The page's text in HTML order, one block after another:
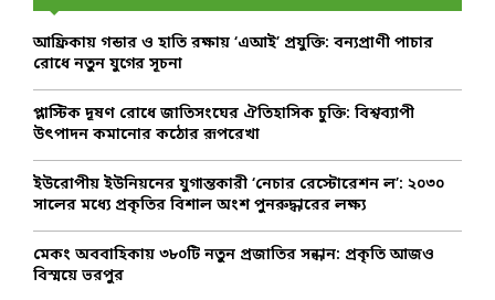
f
r
A
আফ্রিকায় গন্ডার ও হাতি রক্ষায় ‘এআই’ প্রযুক্তি: বন্যপ্রাণী পাচার
রোধে নতুন যুগের সূচনা
প্লাস্টিক দূষণ রোধে জাতিসংঘের ঐতিহাসিক চুক্তি: বিশ্বব্যাপী
উৎপাদন কমানোর কঠোর রূপরেখা
ইউরোপীয় ইউনিয়নের যুগান্তকারী ‘নেচার রেস্টোরেশন ল’: ২০৩০
সালের মধ্যে প্রকৃতির বিশাল অংশ পুনরুদ্ধারের লক্ষ্য
মেকং অববাহিকায় ৩৮০টি নতুন প্রজাতির সন্ধান: প্রকৃতি আজও
বিস্ময়ে ভরপুর